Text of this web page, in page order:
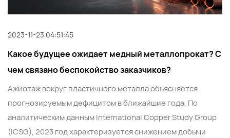
2023-11-23 04:51:45
Какое будущее ожидает медный металлопрокат? С
чем связано беспокойство заказчиков?
Ажиотаж вокруг пластичного металла объясняется
прогнозируемым дефицитом в ближайшие года. По
аналитическим данным International Copper Study Group
(ICSG), 2023 год характеризуется снижением добычи